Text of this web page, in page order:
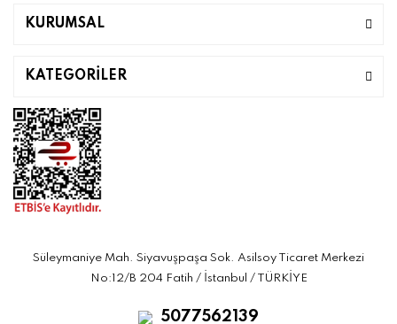
KURUMSAL
KATEGORİLER
Süleymaniye Mah. Siyavuşpaşa Sok. Asilsoy Ticaret Merkezi
No:12/B 204 Fatih / İstanbul / TÜRKİYE
5077562139